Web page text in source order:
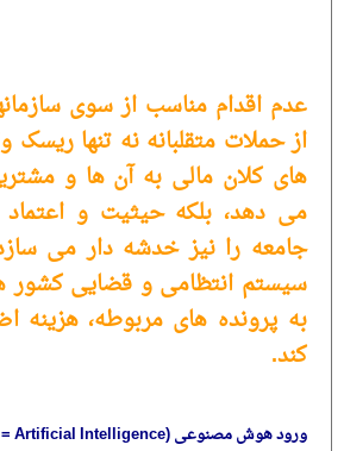
عدم اقدام مناسب از سوی
از حملات متقلبانه نه تنها
های کلان مالی به آن ها و
می دهد، بلکه حیثیت و
جامعه را نیز خدشه دار می
سیستم انتظامی و قضایی کشور
به پرونده های مربوطه،
کند.
ورود هوش مصنوعی (Artificial Intelligence